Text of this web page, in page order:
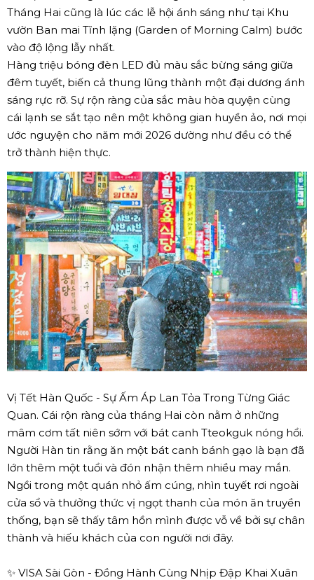
Tháng Hai cũng là lúc các lễ hội ánh sáng như tại Khu
vườn Ban mai Tĩnh lặng (Garden of Morning Calm) bước
vào độ lộng lẫy nhất.
Hàng triệu bóng đèn LED đủ màu sắc bừng sáng giữa
đêm tuyết, biến cả thung lũng thành một đại dương ánh
sáng rực rỡ. Sự rộn ràng của sắc màu hòa quyện cùng
cái lạnh se sắt tạo nên một không gian huyền ảo, nơi mọi
ước nguyện cho năm mới 2026 dường như đều có thể
trở thành hiện thực.
Vị Tết Hàn Quốc - Sự Ấm Áp Lan Tỏa Trong Từng Giác
Quan. Cái rộn ràng của tháng Hai còn nằm ở những
mâm cơm tất niên sớm với bát canh Tteokguk nóng hổi.
Người Hàn tin rằng ăn một bát canh bánh gạo là bạn đã
lớn thêm một tuổi và đón nhận thêm nhiều may mắn.
Ngồi trong một quán nhỏ ấm cúng, nhìn tuyết rơi ngoài
cửa sổ và thưởng thức vị ngọt thanh của món ăn truyền
thống, bạn sẽ thấy tâm hồn mình được vỗ về bởi sự chân
thành và hiếu khách của con người nơi đây.
✨ VISA Sài Gòn - Đồng Hành Cùng Nhịp Đập Khai Xuân